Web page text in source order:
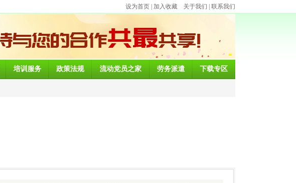
设为首页 加入收藏 关于我们 联系我们
培训服务 政策法规 流动党员之家 劳务派遣 下载专区